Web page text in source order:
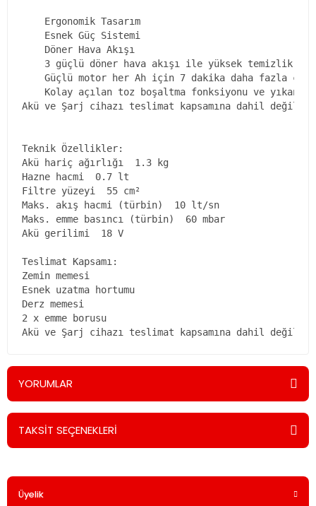
    Ergonomik Tasarım
    Esnek Güç Sistemi
    Döner Hava Akışı
3 güçlü döner hava akışı ile yüksek temizlik
Güçlü motor her Ah için 7 dakika daha fazla
Kolay açılan toz boşaltma fonksiyonu ve
Akü ve Şarj cihazı teslimat kapsamına dahil
Teknik Özellikler:
Akü hariç ağırlığı  1.3 kg
Hazne hacmi  0.7 lt
Filtre yüzeyi  55 cm²
Maks. akış hacmi (türbin)  10 lt/sn
Maks. emme basıncı (türbin)  60 mbar
Akü gerilimi  18 V
Teslimat Kapsamı:
Zemin memesi
Esnek uzatma hortumu
Derz memesi
2 x emme borusu
Akü ve Şarj cihazı teslimat kapsamına dahil
YORUMLAR
Bu ürüne ilk yorumu siz yapın!
TAKSİT SEÇENEKLERİ
Üyelik